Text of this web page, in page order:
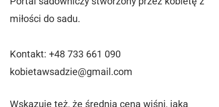
miłości do sadu.
Kontakt: +48 733 661 090
kobietawsadzie@gmail.com
Wskazuje też, że średnia cena wiśni, jaką